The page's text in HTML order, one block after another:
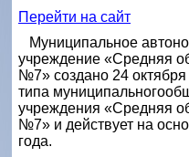
Перейти на сайт
Муниципальное
учреждение «Средняя
№7» создано 24
типа
учреждения «Средняя
№7» и действует на
года.